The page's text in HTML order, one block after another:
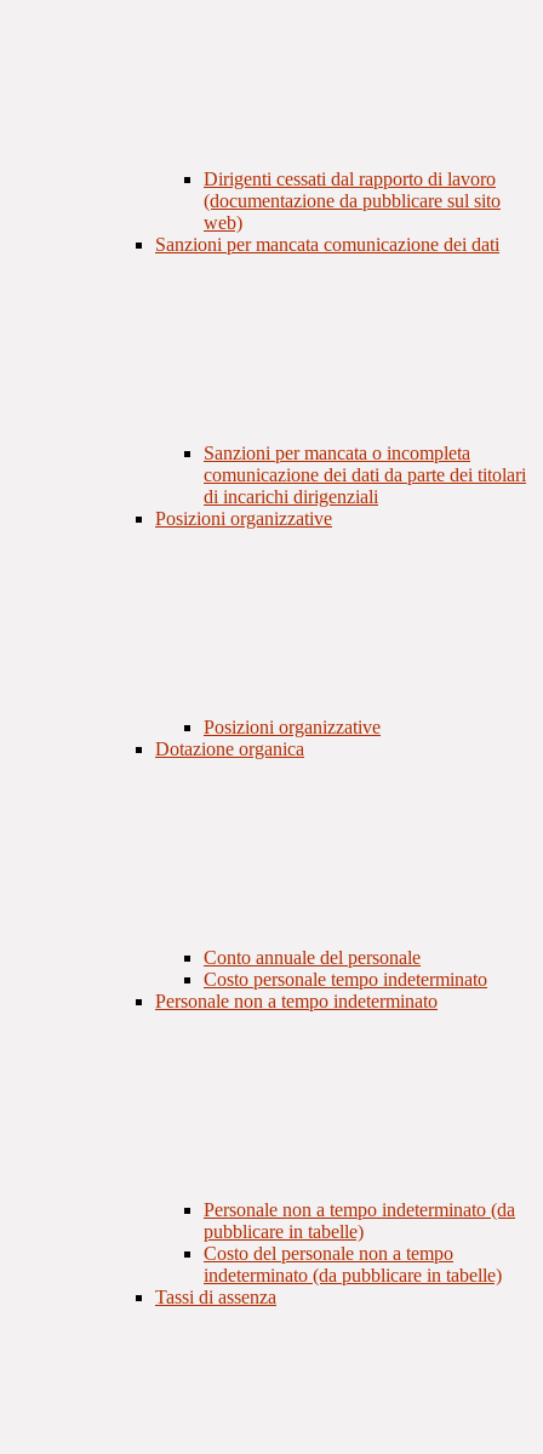
Dirigenti cessati dal rapporto di lavoro
(documentazione da pubblicare sul sito
web)
Sanzioni per mancata comunicazione dei dati
Sanzioni per mancata o incompleta
comunicazione dei dati da parte dei titolari
di incarichi dirigenziali
Posizioni organizzative
Posizioni organizzative
Dotazione organica
Conto annuale del personale
Costo personale tempo indeterminato
Personale non a tempo indeterminato
Personale non a tempo indeterminato (da
pubblicare in tabelle)
Costo del personale non a tempo
indeterminato (da pubblicare in tabelle)
Tassi di assenza